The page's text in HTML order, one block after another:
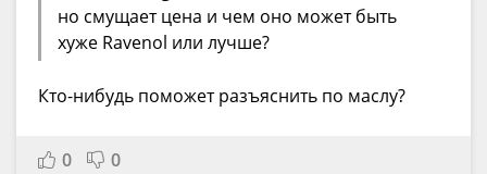
но смущает цена и чем оно может быть
хуже Ravenol или лучше?
Кто-нибудь поможет разъяснить по маслу?
0 0